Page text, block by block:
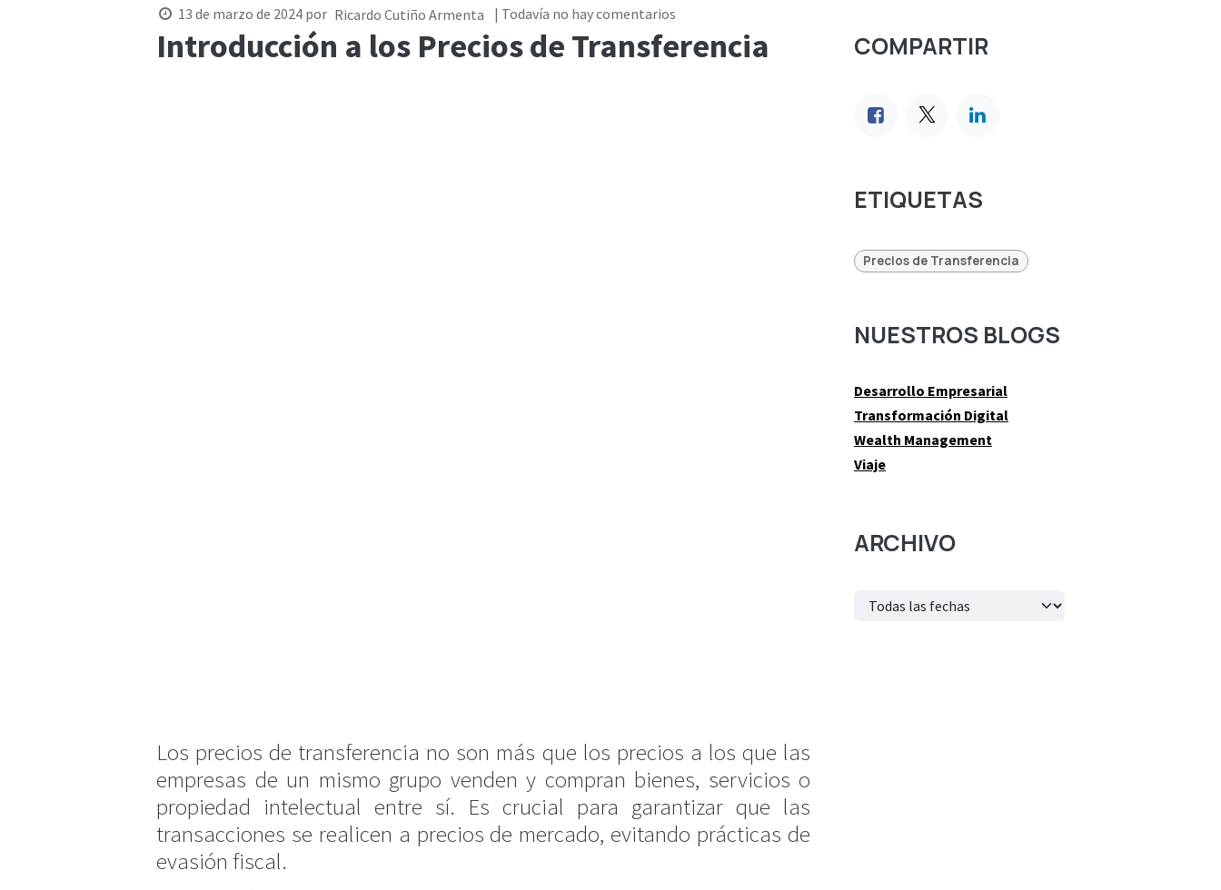
13 de marzo de 2024 por Ricardo Cutiño Armenta | Todavía no hay comentarios
Introducción a los Precios de Transferencia
Los precios de transferencia no son más que los precios a los que las
empresas de un mismo grupo venden y compran bienes, servicios o
propiedad intelectual entre sí. Es crucial para garantizar que las
transacciones se realicen a precios de mercado, evitando prácticas de
evasión fiscal.
COMPARTIR
ETIQUETAS
Precios de Transferencia
NUESTROS BLOGS
Desarrollo Empresarial
Transformación Digital
Wealth Management
Viaje
ARCHIVO